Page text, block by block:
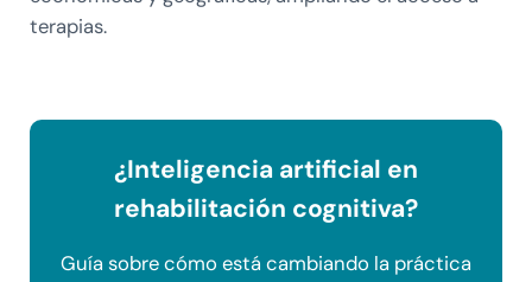
terapias.
¿Inteligencia artificial en
rehabilitación cognitiva?
Guía sobre cómo está cambiando la práctica